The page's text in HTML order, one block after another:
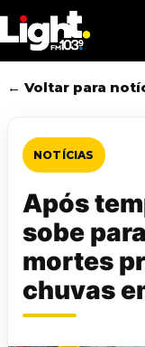
to
main
content
← Voltar para
NOTÍCIAS
Após
sobe
mortes
chuvas